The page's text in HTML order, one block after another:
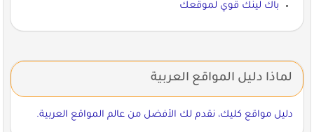
باك لينك قوي لموقعك
لماذا دليل المواقع العربية
دليل مواقع كليك، نقدم لك الأفضل من عالم المواقع العربية.